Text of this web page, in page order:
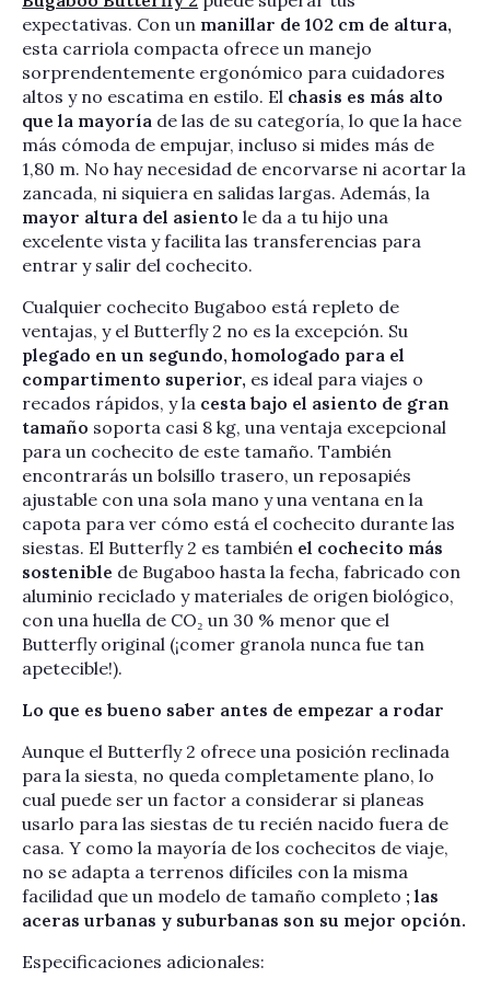
expectativas. Con un manillar de 102 cm de altura,
esta carriola compacta ofrece un manejo
sorprendentemente ergonómico para cuidadores
altos y no escatima en estilo. El chasis es más alto
que la mayoría de las de su categoría, lo que la hace
más cómoda de empujar, incluso si mides más de
1,80 m. No hay necesidad de encorvarse ni acortar la
zancada, ni siquiera en salidas largas. Además, la
mayor altura del asiento le da a tu hijo una
excelente vista y facilita las transferencias para
entrar y salir del cochecito.
Cualquier cochecito Bugaboo está repleto de
ventajas, y el Butterfly 2 no es la excepción. Su
plegado en un segundo, homologado para el
compartimento superior, es ideal para viajes o
recados rápidos, y la cesta bajo el asiento de gran
tamaño soporta casi 8 kg, una ventaja excepcional
para un cochecito de este tamaño. También
encontrarás un bolsillo trasero, un reposapiés
ajustable con una sola mano y una ventana en la
capota para ver cómo está el cochecito durante las
siestas. El Butterfly 2 es también el cochecito más
sostenible de Bugaboo hasta la fecha, fabricado con
aluminio reciclado y materiales de origen biológico,
con una huella de CO₂ un 30 % menor que el
Butterfly original (¡comer granola nunca fue tan
apetecible!).
Lo que es bueno saber antes de empezar a rodar
Aunque el Butterfly 2 ofrece una posición reclinada
para la siesta, no queda completamente plano, lo
cual puede ser un factor a considerar si planeas
usarlo para las siestas de tu recién nacido fuera de
casa. Y como la mayoría de los cochecitos de viaje,
no se adapta a terrenos difíciles con la misma
facilidad que un modelo de tamaño completo ; las
aceras urbanas y suburbanas son su mejor opción.
Especificaciones adicionales: